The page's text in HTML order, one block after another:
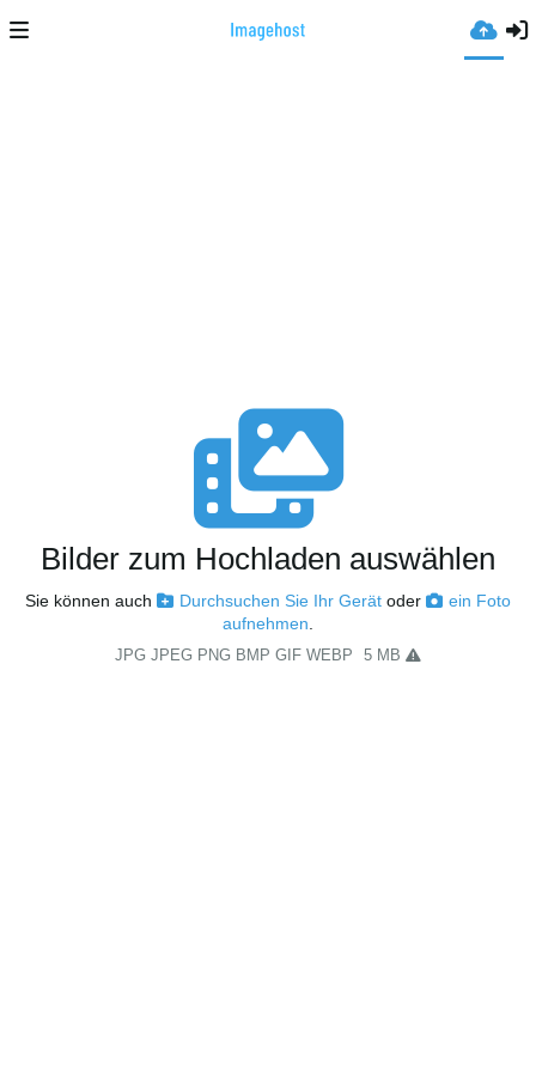
Bilder zum Hochladen auswählen
Sie können auch Durchsuchen Sie Ihr Gerät oder
ein Foto
aufnehmen
JPG JPEG PNG BMP GIF WEBP 5 MB